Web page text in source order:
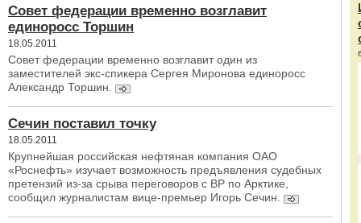
Совет федерации временно возглавит
единоросс Торшин
18.05.2011
Совет федерации временно возглавит один из
заместителей экс-спикера Сергея Миронова единоросс
Александр Торшин.
Сечин поставил точку
18.05.2011
Крупнейшая российская нефтяная компания ОАО
«Роснефть» изучает возможность предъявления судебных
претензий из-за срыва переговоров с BP по Арктике,
сообщил журналистам вице-премьер Игорь Сечин.